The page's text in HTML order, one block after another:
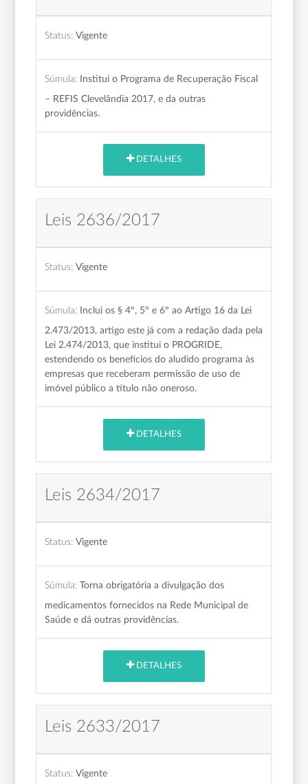
Status: Vigente
Súmula: Institui o Programa de Recuperação Fiscal
– REFIS Clevelândia 2017, e da outras
providências.
DETALHES
Leis 2636/2017
Status: Vigente
Súmula: Inclui os § 4º, 5º e 6º ao Artigo 16 da Lei
2.473/2013, artigo este já com a redação dada pela
Lei 2.474/2013, que institui o PROGRIDE,
estendendo os benefícios do aludido programa às
empresas que receberam permissão de uso de
imóvel público a título não oneroso.
DETALHES
Leis 2634/2017
Status: Vigente
Súmula: Torna obrigatória a divulgação dos
medicamentos fornecidos na Rede Municipal de
Saúde e dá outras providências.
DETALHES
Leis 2633/2017
Status: Vigente